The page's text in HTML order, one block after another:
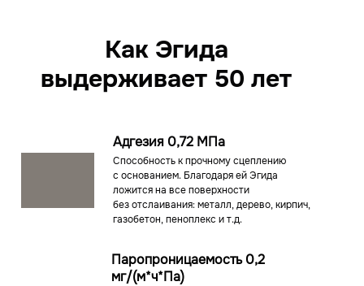
Паропроницаемость 0,2
мг/(м*ч*Па)
Адгезия 0,72 МПа
Способность к прочному сцеплению
с основанием. Благодаря ей Эгида
ложится на все поверхности
без отслаивания: металл, дерево, кирпич,
газобетон, пеноплекс и т.д.
Как Эгида
выдерживает 50 лет